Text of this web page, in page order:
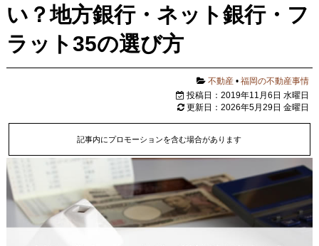
い？地方銀行・ネット銀行・フ
ラット35の選び方
不動産 •福岡の不動産事情
投稿日：2019年11月6日 水曜日
更新日：2026年5月29日 金曜日
記事内にプロモーションを含む場合があります